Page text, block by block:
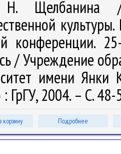
Щелбанина //
конференции.
/ Учреждение
имени
ГрГУ, 2004. – С.
корзину Подробнее